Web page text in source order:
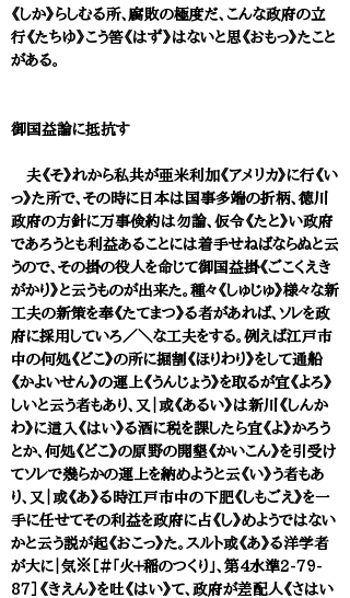
《しか》らしむる所、腐敗の極度だ、こんな政府の立
行《たちゆ》こう筈《はず》はないと思《おもっ》たこと
がある。
御国益論に抵抗す
夫《そ》れから私共が亜米利加《アメリカ》に行《い
っ》た所で、その時に日本は国事多端の折柄、徳川
政府の方針に万事倹約は勿論、仮令《たと》い政府
であろうとも利益あることには着手せねばならぬと云
うので、その掛の役人を命じて御国益掛《ごこくえき
がかり》と云うものが出来た。種々《しゅじゅ》様々な新
工夫の新策を奉《たてまつ》る者があれば、ソレを政
府に採用していろ／＼な工夫をする。例えば江戸市
中の何処《どこ》の所に掘割《ほりわり》をして通船
《かよいせん》の運上《うんじょう》を取るが宜《よろ》
しいと云う者もあり、又｜或《あるい》は新川《しんか
わ》に這入《はい》る酒に税を課したら宜《よ》かろう
とか、何処《どこ》の原野の開墾《かいこん》を引受け
てソレで幾らかの運上を納めようと云《い》う者もあ
り、又｜或《あ》る時江戸市中の下肥《しもごえ》を一
手に任せてその利益を政府に占《し》めようではない
かと云う説が起《おこっ》た。スルト或《あ》る洋学者
が大に｜気※［＃「火＋稲のつくり」、第4水準2-79-
87］《きえん》を吐《はい》て、政府が差配人《さはい